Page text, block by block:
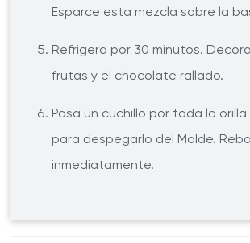
Esparce esta mezcla sobre la
Refrigera por 30 minutos.
frutas y el chocolate rallado.
Pasa un cuchillo por toda la
para despegarlo del Molde.
inmediatamente.